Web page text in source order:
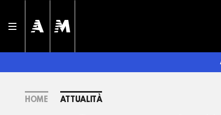
HOME ATTUALITÀ